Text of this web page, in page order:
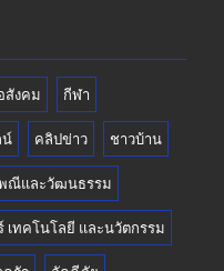
สังคม กีฬา
น์ คลิปข่าว ชาวบ้าน
พณีและวัฒนธรรม
เทคโนโลยี และนวัตกรรม